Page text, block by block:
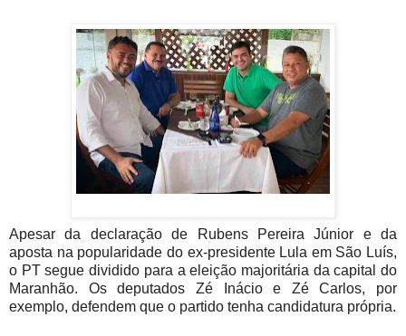
Apesar da declaração de Rubens Pereira Júnior e da
aposta na popularidade do ex-presidente Lula em São Luís,
o PT segue dividido para a eleição majoritária da capital do
Maranhão. Os deputados Zé Inácio e Zé Carlos, por
exemplo, defendem que o partido tenha candidatura própria.